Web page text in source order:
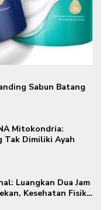
Sabun Batang
Mitokondria:
Tak Dimiliki Ayah
Luangkan Dua Jam
Kesehatan Fisik